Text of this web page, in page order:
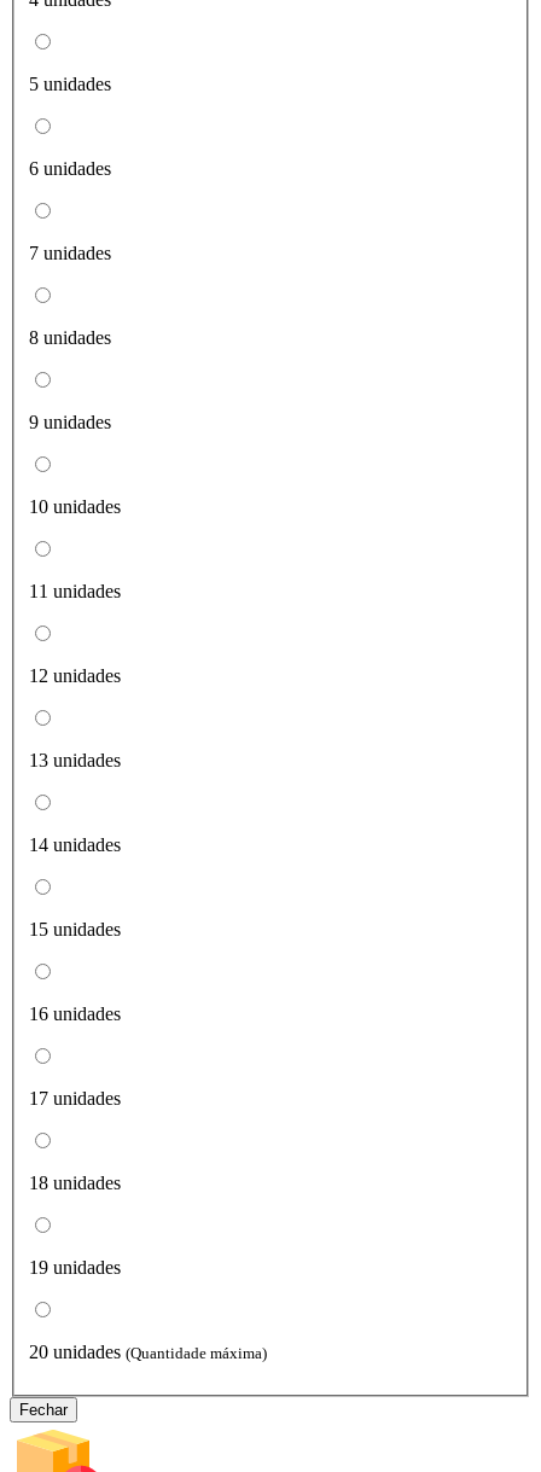
5 unidades
6 unidades
7 unidades
8 unidades
9 unidades
10 unidades
11 unidades
12 unidades
13 unidades
14 unidades
15 unidades
16 unidades
17 unidades
18 unidades
19 unidades
20 unidades (Quantidade máxima)
Fechar